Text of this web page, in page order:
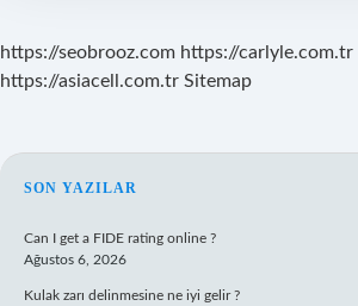
https://seobrooz.com https://carlyle.com.tr
https://asiacell.com.tr Sitemap
SIDEBAR
SON YAZILAR
Can I get a FIDE rating online ?
Ağustos 6, 2026
Kulak zarı delinmesine ne iyi gelir ?